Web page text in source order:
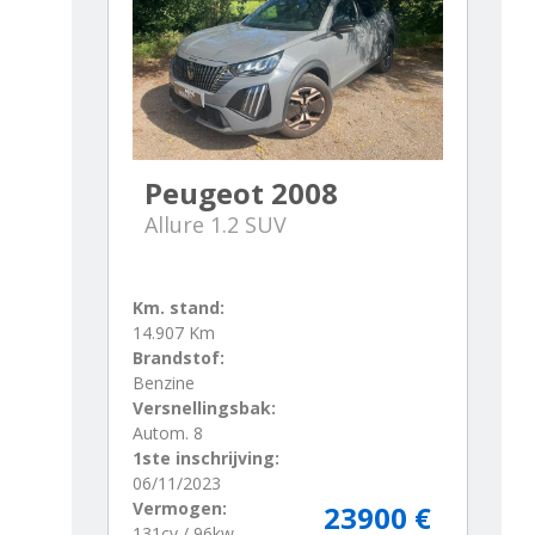
Peugeot 2008
Allure 1.2 SUV
23900 €
Km. stand:
14.907 Km
Brandstof:
Benzine
Versnellingsbak:
Autom. 8
1ste inschrijving:
06/11/2023
Vermogen: